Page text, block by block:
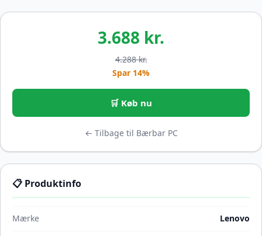
3.688 kr.
4.288 kr.
Spar 14%
🛒 Køb nu
← Tilbage til Bærbar PC
📋 Produktinfo
Mærke Lenovo